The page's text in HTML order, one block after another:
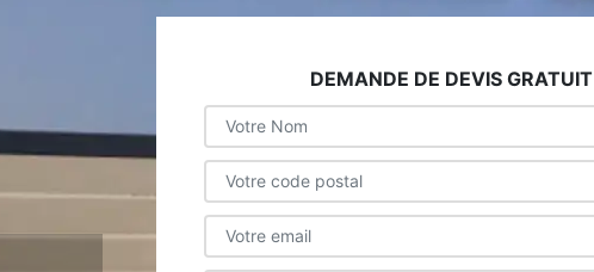
DEMANDE DE DEVIS GRATUIT